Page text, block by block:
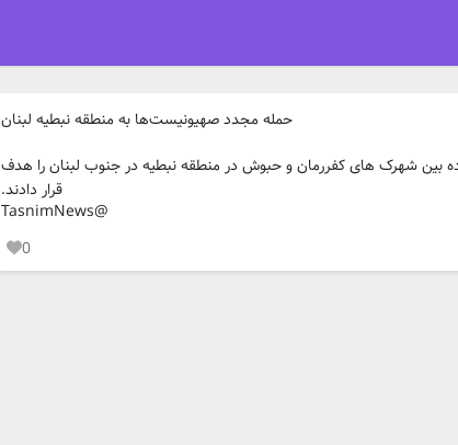
حمله مجدد صهیونیست‌ها به منطقه نبطیه لبنان
بین شهرک های کفررمان و حبوش در منطقه نبطیه در جنوب لبنان را هدف
قرار دادند.
@TasnimNews
0